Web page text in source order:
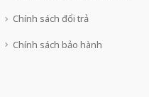
Chính sách đổi trả
Chính sách bảo hành